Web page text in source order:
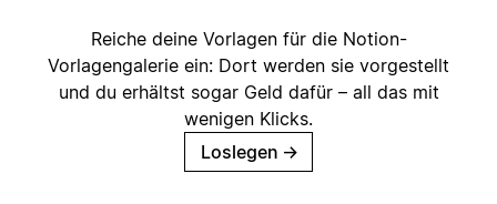
Reiche deine Vorlagen für die Notion-
Vorlagengalerie ein: Dort werden sie vorgestellt
und du erhältst sogar Geld dafür – all das mit
wenigen Klicks.
Loslegen →